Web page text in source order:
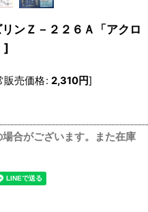
ンＺ－２２６Ａ「アクロ
]
販売価格: 2,310円]
合がございます。また在庫